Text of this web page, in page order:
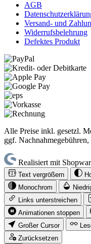
AGB
Versand- und
Widerrufsbelehrung
Defektes Produkt
Alle Preise inkl. gesetzl.
ggf.
Realisiert mit
Text vergrößern
Monochrom
Links unterstreichen
Animationen stoppen
Großer Cursor
Zurücksetzen